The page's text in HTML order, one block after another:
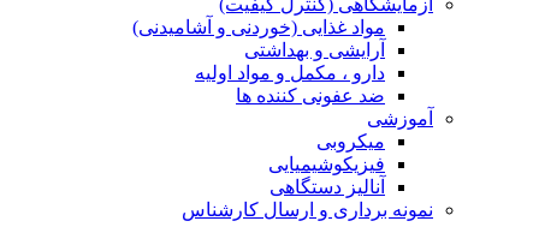
آزمایشگاهی (کنترل کیفیت)
مواد غذایی (خوردنی و آشامیدنی)
آرایشی و بهداشتی
دارو ، مکمل و مواد اولیه
ضد عفونی کننده ها
آموزشی
میکروبی
فیزیکوشیمیایی
آنالیز دستگاهی
نمونه برداری و ارسال کارشناس